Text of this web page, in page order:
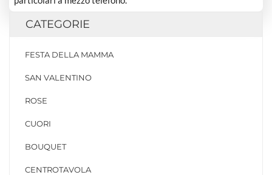
CATEGORIE
FESTA DELLA MAMMA
SAN VALENTINO
ROSE
CUORI
BOUQUET
CENTROTAVOLA